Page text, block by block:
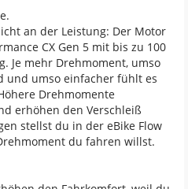
an der Leistung: Der Motor
CX Gen 5 mit bis zu 100
Je mehr Drehmoment, umso
und umso einfacher fühlt es
Drehmomente
erhöhen den Verschleiß
stellst du in der eBike Flow
du fahren willst.